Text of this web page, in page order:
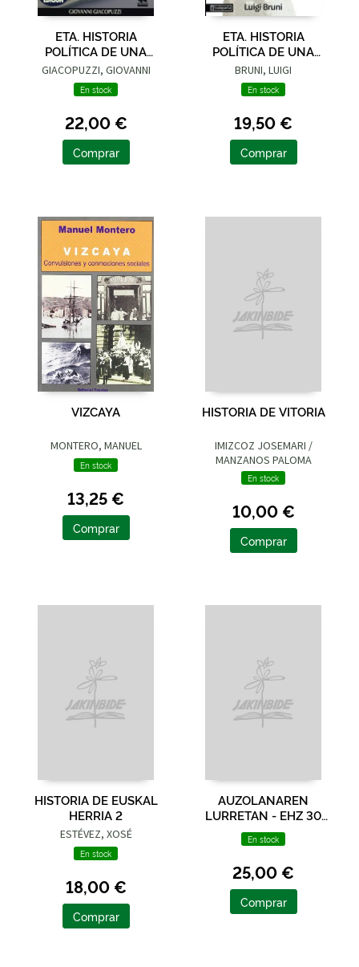
ETA. HISTORIA
POLÍTICA DE UNA
LUCHA ARMADA - 2ª
PARTE
GIACOPUZZI, GIOVANNI
En stock
22,00 €
Comprar
ETA. HISTORIA
POLÍTICA DE UNA
LUCHA ARMADA - 1ª
PARTE
BRUNI, LUIGI
En stock
19,50 €
Comprar
VIZCAYA
MONTERO, MANUEL
En stock
13,25 €
Comprar
HISTORIA DE VITORIA
IMIZCOZ JOSEMARI /
MANZANOS PALOMA
En stock
10,00 €
Comprar
HISTORIA DE EUSKAL
HERRIA 2
ESTÉVEZ, XOSÉ
En stock
18,00 €
Comprar
AUZOLANAREN
LURRETAN - EHZ 30
URTEZ ZUZENEAN!
En stock
25,00 €
Comprar